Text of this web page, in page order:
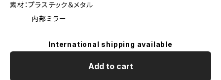
素材：プラスチック＆メタル
内部ミラー
International shipping available
Add to cart